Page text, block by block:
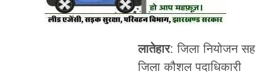
लातेहार: जिला नियोजन सह
जिला कौशल पदाधिकारी